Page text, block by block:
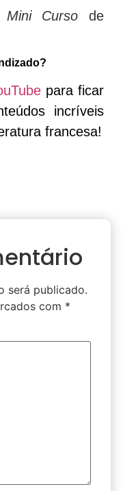
Mini Curso de
para ficar
incríveis
francesa!
será publicado.
com *